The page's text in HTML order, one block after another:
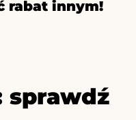
rabat innym!
sprawdź